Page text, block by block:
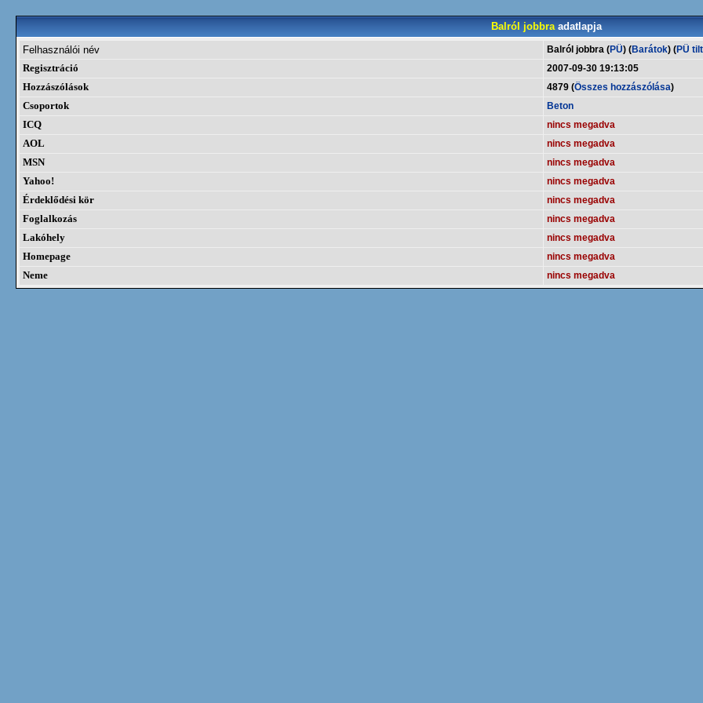
Balról jobbraadatlapja
Felhasználói név
Balról jobbra (PÜ) (Barátok) (PÜ
Regisztráció
2007-09-30 19:13:05
Hozzászólások
4879 (Összes hozzászólása)
Csoportok
Beton
ICQ
nincs megadva
AOL
nincs megadva
MSN
nincs megadva
Yahoo!
nincs megadva
Érdeklődési kör
nincs megadva
Foglalkozás
nincs megadva
Lakóhely
nincs megadva
Homepage
nincs megadva
Neme
nincs megadva